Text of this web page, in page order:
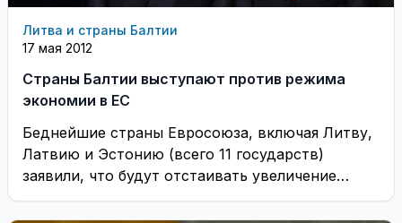
Литва и страны Балтии
17 мая 2012
Страны Балтии выступают против режима
экономии в ЕС
Беднейшие страны Евросоюза, включая Литву,
Латвию и Эстонию (всего 11 государств)
заявили, что будут отстаивать увеличение
бюджета ЕС на 2013 ...